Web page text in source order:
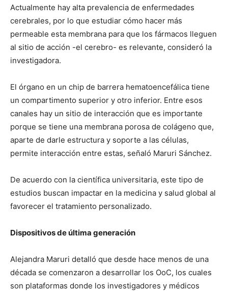
Actualmente hay alta prevalencia de enfermedades
cerebrales, por lo que estudiar cómo hacer más
permeable esta membrana para que los fármacos lleguen
al sitio de acción -el cerebro- es relevante, consideró la
investigadora.
El órgano en un chip de barrera hematoencefálica tiene
un compartimento superior y otro inferior. Entre esos
canales hay un sitio de interacción que es importante
porque se tiene una membrana porosa de colágeno que,
aparte de darle estructura y soporte a las células,
permite interacción entre estas, señaló Maruri Sánchez.
De acuerdo con la científica universitaria, este tipo de
estudios buscan impactar en la medicina y salud global al
favorecer el tratamiento personalizado.
Dispositivos de última generación
Alejandra Maruri detalló que desde hace menos de una
década se comenzaron a desarrollar los OoC, los cuales
son plataformas donde los investigadores y médicos